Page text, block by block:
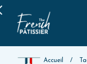
Accueil /